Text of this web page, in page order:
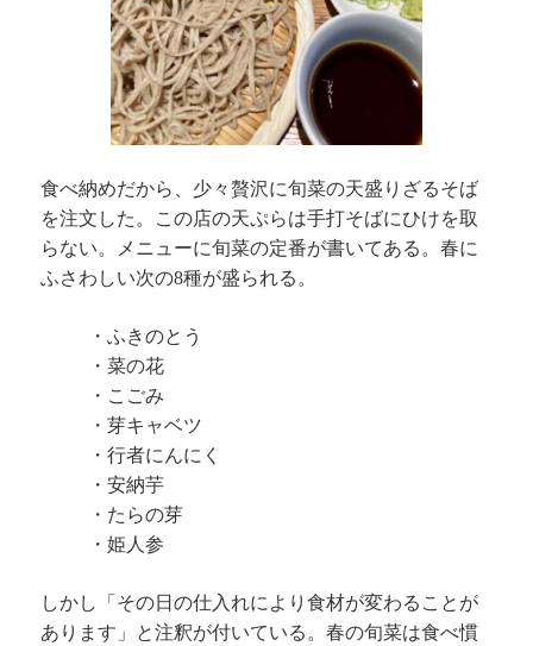
食べ納めだから、少々贅沢に旬菜の天盛りざるそば
を注文した。 この店の天ぷらは手打そばにひけを取
らない。メニューに旬菜の定番が書いてある。春に
ふさわしい次の8種が盛られる。
・ふきのとう
・菜の花
・こごみ
・芽キャベツ
・行者にんにく
・安納芋
・たらの芽
・姫人参
しかし「その日の仕入れにより食材が変わることが
あります」と注釈が付いている。春の旬菜は食べ慣